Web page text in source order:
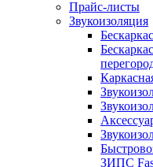
Прайс-листы
Звукоизоляция
ЗИПС